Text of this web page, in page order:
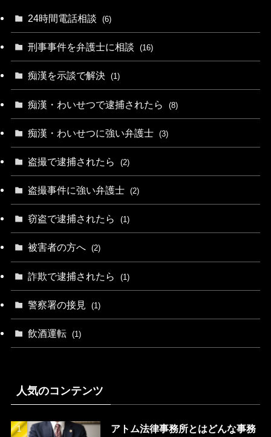
24時間電話相談 (6)
刑事事件を弁護士に相談 (16)
痴漢を示談で解決 (1)
痴漢・わいせつで逮捕されたら (8)
痴漢・わいせつに強い弁護士 (3)
盗撮で逮捕されたら (2)
盗撮事件に強い弁護士 (2)
窃盗で逮捕されたら (1)
被害者の方へ (2)
詐欺で逮捕されたら (1)
警察署の接見 (1)
飲酒運転 (1)
人気のコンテンツ
アトム法律事務所とはどんな事務